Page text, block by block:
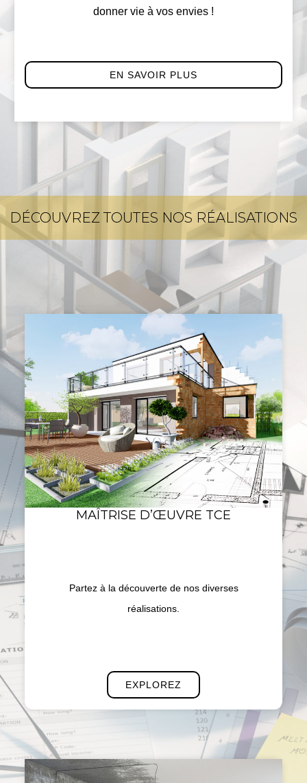
donner vie à vos envies !
EN SAVOIR PLUS
DÉCOUVREZ TOUTES NOS RÉALISATIONS
MAÎTRISE D’ŒUVRE TCE
Partez à la découverte de nos diverses
réalisations.
EXPLOREZ